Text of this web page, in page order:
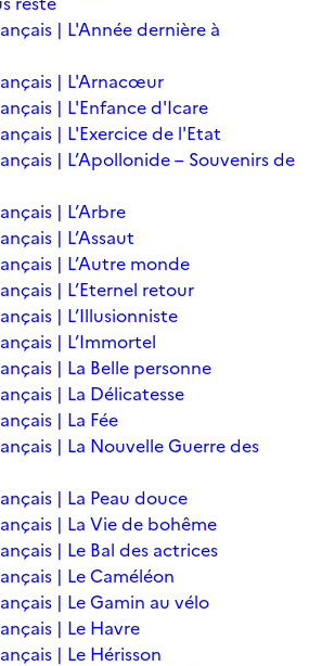
| L'Année dernière à
| L'Arnacœur
| L'Enfance d'Icare
| L'Exercice de l'Etat
| L’Apollonide – Souvenirs de
| L’Arbre
| L’Assaut
| L’Autre monde
| L’Eternel retour
| L’Illusionniste
| L’Immortel
| La Belle personne
| La Délicatesse
| La Fée
| La Nouvelle Guerre des
| La Peau douce
| La Vie de bohême
| Le Bal des actrices
| Le Caméléon
| Le Gamin au vélo
| Le Havre
| Le Hérisson